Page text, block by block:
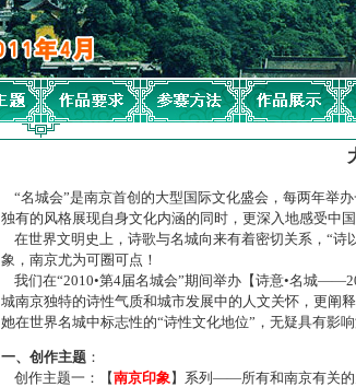
“名城会”是南京首创的大型国际文化盛会，每两年举
独有的风格展现自身文化内涵的同时，更深入地感受
在世界文明史上，诗歌与名城向来有着密切关系，“诗
象，南京尤为可圈可点！
我们在“2010•第4届名城会”期间举办【诗意•名城
城南京独特的诗性气质和城市发展中的人文关怀，更
她在世界名城中标志性的“诗性文化地位”，无疑具有影响
一、创作主题 ：
创作主题一：【南京印象】系列——所有和南京有关的